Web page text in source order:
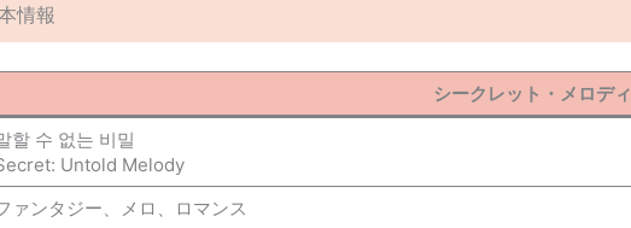
情報
シークレット・メロディ
할 수 없는 비밀
Untold Melody
ァンタジー、メロ、ロマンス